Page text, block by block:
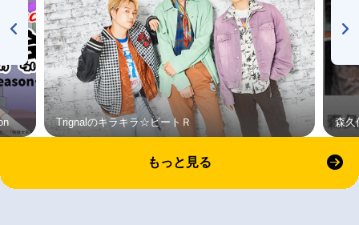
Trignalのキラキラ☆ビートＲ 森久
もっと見る